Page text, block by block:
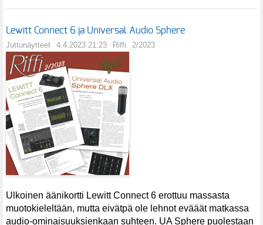
Lewitt Connect 6 ja Universal Audio Sphere
Juttunäytteet 4.4.2023 21:23 Riffi 2/2023
Ulkoinen äänikortti Lewitt Connect 6 erottuu massasta
muotokieleltään, mutta eivätpä ole lehnot evääät matkassa
audio-ominaisuuksienkaan suhteen. UA Sphere puolestaan